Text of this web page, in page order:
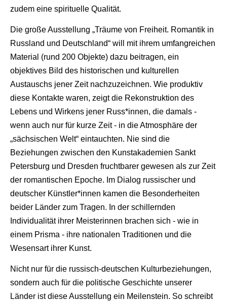
zudem eine spirituelle Qualität.
Die große Ausstellung „Träume von Freiheit. Romantik in
Russland und Deutschland“ will mit ihrem umfangreichen
Material (rund 200 Objekte) dazu beitragen, ein
objektives Bild des historischen und kulturellen
Austauschs jener Zeit nachzuzeichnen. Wie produktiv
diese Kontakte waren, zeigt die Rekonstruktion des
Lebens und Wirkens jener Russ*innen, die damals -
wenn auch nur für kurze Zeit - in die Atmosphäre der
„sächsischen Welt“ eintauchten. Nie sind die
Beziehungen zwischen den Kunstakademien Sankt
Petersburg und Dresden fruchtbarer gewesen als zur Zeit
der romantischen Epoche. Im Dialog russischer und
deutscher Künstler*innen kamen die Besonderheiten
beider Länder zum Tragen. In der schillernden
Individualität ihrer Meisterinnen brachen sich - wie in
einem Prisma - ihre nationalen Traditionen und die
Wesensart ihrer Kunst.
Nicht nur für die russisch-deutschen Kulturbeziehungen,
sondern auch für die politische Geschichte unserer
Länder ist diese Ausstellung ein Meilenstein. So schreibt